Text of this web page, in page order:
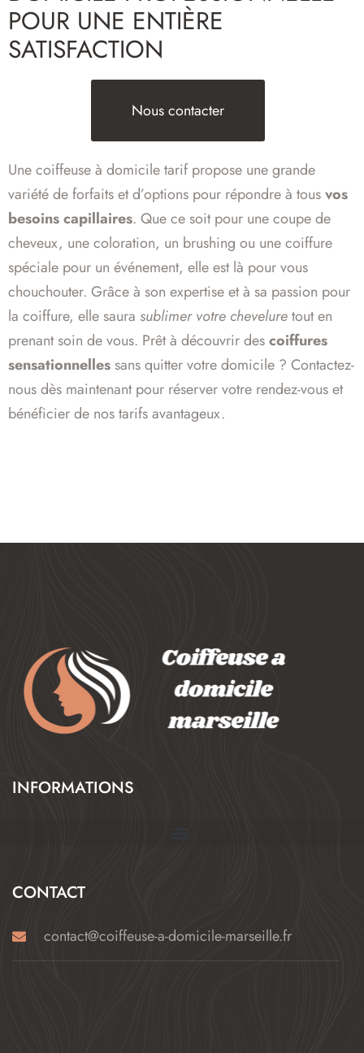
POUR UNE ENTIÈRE
SATISFACTION
Nous contacter
Une coiffeuse à domicile tarif propose une grande
variété de forfaits et d’options pour répondre à tousvos
besoins capillaires. Que ce soit pour une coupe de
cheveux, une coloration, un brushing ou une coiffure
spéciale pour un événement, elle est là pour vous
chouchouter. Grâce à son expertise et à sa passion pour
la coiffure, elle saura sublimer votre cheveluretout en
prenant soin de vous. Prêt à découvrir descoiffures
sensationnelles sans quitter votre domicile ? Contactez-
nous dès maintenant pour réserver votre rendez-vous et
bénéficier de nos tarifs avantageux.
INFORMATIONS
CONTACT
contact@coiffeuse-a-domicile-marseille.fr